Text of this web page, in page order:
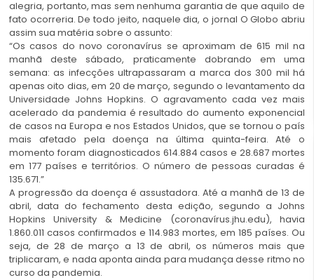
alegria, portanto, mas sem nenhuma garantia de que aquilo de
fato ocorreria. De todo jeito, naquele dia, o jornal O Globo abriu
assim sua matéria sobre o assunto:
“Os casos do novo coronavírus se aproximam de 615 mil na
manhã deste sábado, praticamente dobrando em uma
semana: as infecções ultrapassaram a marca dos 300 mil há
apenas oito dias, em 20 de março, segundo o levantamento da
Universidade Johns Hopkins. O agravamento cada vez mais
acelerado da pandemia é resultado do aumento exponencial
de casos na Europa e nos Estados Unidos, que se tornou o país
mais afetado pela doença na última quinta-feira. Até o
momento foram diagnosticados 614.884 casos e 28.687 mortes
em 177 países e territórios. O número de pessoas curadas é
135.671.”
A progressão da doença é assustadora. Até a manhã de 13 de
abril, data do fechamento desta edição, segundo a Johns
Hopkins University & Medicine (coronavírus.jhu.edu), havia
1.860.011 casos confirmados e 114.983 mortes, em 185 países. Ou
seja, de 28 de março a 13 de abril, os números mais que
triplicaram, e nada aponta ainda para mudança desse ritmo no
curso da pandemia.